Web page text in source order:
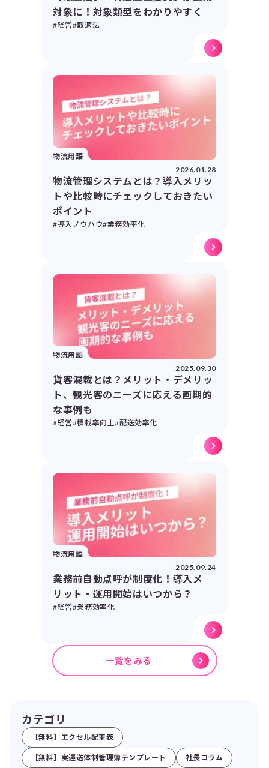
対象に！対象類型をわかりやすく
#経営#取適法
物流用語
2026.01.28
物流管理システムとは？導入メリッ
トや比較時にチェックしておきたい
ポイント
#導入ノウハウ#業務効率化
物流用語
2025.09.30
貨客混載とは？メリット・デメリッ
ト、観光客のニーズに応える画期的
な事例も
#経営#積載率向上#配送効率化
物流用語
2025.09.24
業務前自動点呼が制度化！導入メ
リット・運用開始はいつから？
#経営#業務効率化
一覧をみる
カテゴリ
【無料】エクセル配車表
【無料】実運送体制管理簿テンプレート 社長コラム